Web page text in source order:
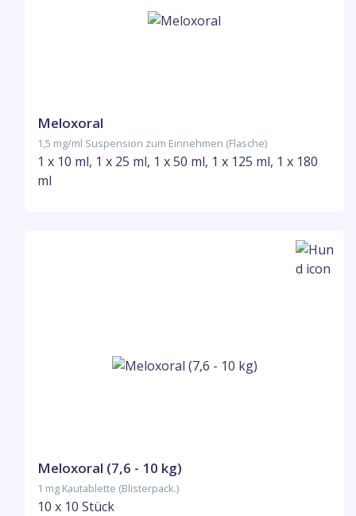
Meloxoral
1,5 mg/ml Suspension zum Einnehmen (Flasche)
1 x 10 ml, 1 x 25 ml, 1 x 50 ml, 1 x 125 ml, 1 x 180
ml
Meloxoral (7,6 - 10 kg)
1 mg Kautablette (Blisterpack.)
10 x 10 Stück